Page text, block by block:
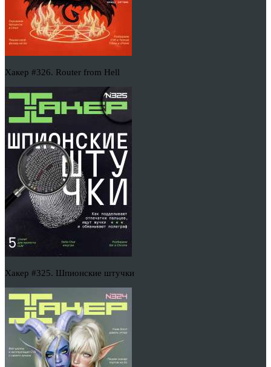
Хакер #326. Router from Hell
Хакер #325. Шпионские штучки